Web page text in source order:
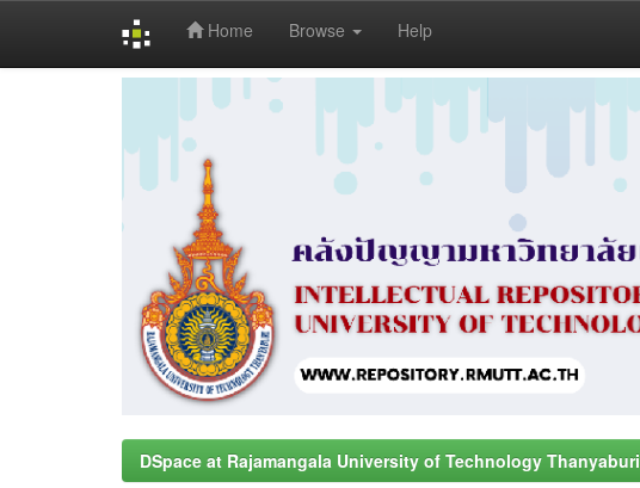
Home Browse Help
DSpace at Rajamangala University of Technology Thanyaburi